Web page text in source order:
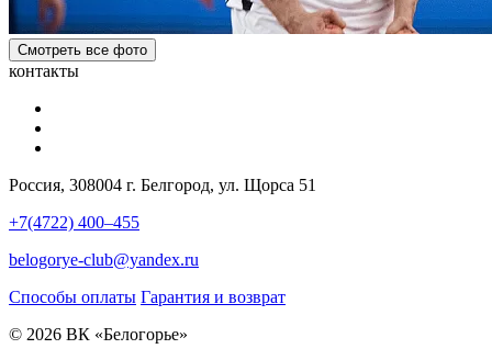
Смотреть все фото
контакты
Россия, 308004 г. Белгород, ул. Щорса 51
+7(4722) 400–455
belogorye-club@yandex.ru
Способы оплаты Гарантия и возврат
© 2026 ВК «Белогорье»